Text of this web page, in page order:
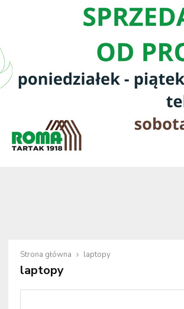
Strona główna laptopy
laptopy